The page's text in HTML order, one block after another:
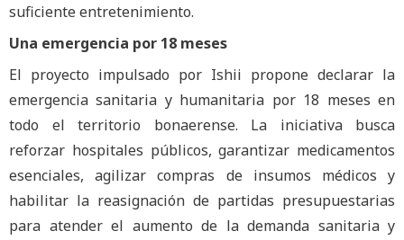
suficiente entretenimiento.
Una emergencia por 18 meses
El proyecto impulsado por Ishii propone declarar la
emergencia sanitaria y humanitaria por 18 meses en
todo el territorio bonaerense. La iniciativa busca
reforzar hospitales públicos, garantizar medicamentos
esenciales, agilizar compras de insumos médicos y
habilitar la reasignación de partidas presupuestarias
para atender el aumento de la demanda sanitaria y